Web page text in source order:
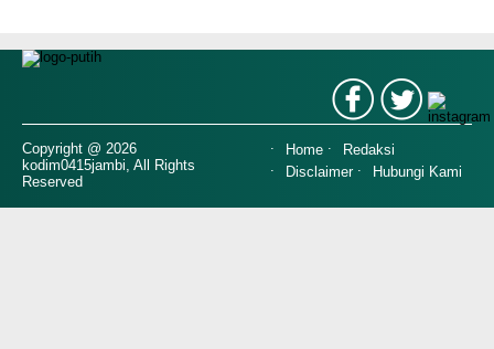
Copyright @ 2026
kodim0415jambi, All Rights
Reserved
Home
Redaksi
Disclaimer
Hubungi Kami